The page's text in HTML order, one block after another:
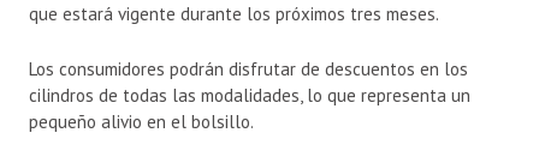
que estará vigente durante los próximos tres meses.
Los consumidores podrán disfrutar de descuentos en los
cilindros de todas las modalidades, lo que representa un
pequeño alivio en el bolsillo.